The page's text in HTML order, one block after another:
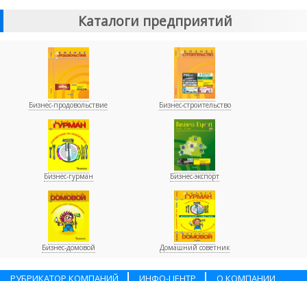
Каталоги предприятий
Бизнес-продовольствие Бизнес-строительство
Бизнес-гурман Бизнес-экспорт
Бизнес-домовой Домашний советник
РУБРИКАТОР КОМПАНИЙ ИНФО-ЦЕНТР О КОМПАНИИ